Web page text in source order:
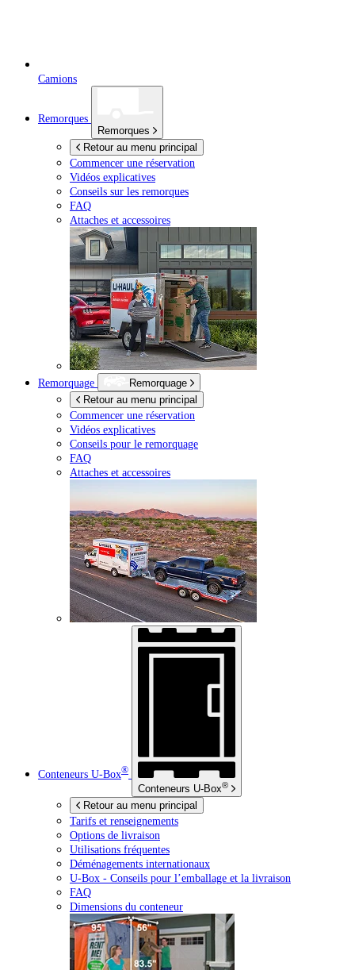
Camions
Remorques
Remorques
Retour au menu principal
Commencer une réservation
Vidéos explicatives
Conseils sur les remorques
FAQ
Attaches et accessoires
Remorquage
Remorquage
Retour au menu principal
Commencer une réservation
Vidéos explicatives
Conseils pour le remorquage
FAQ
Attaches et accessoires
Conteneurs U-Box®
Conteneurs U-Box®
Retour au menu principal
Tarifs et renseignements
Options de livraison
Utilisations fréquentes
Déménagements internationaux
U-Box - Conseils pour l’emballage et la livraison
FAQ
Dimensions du conteneur